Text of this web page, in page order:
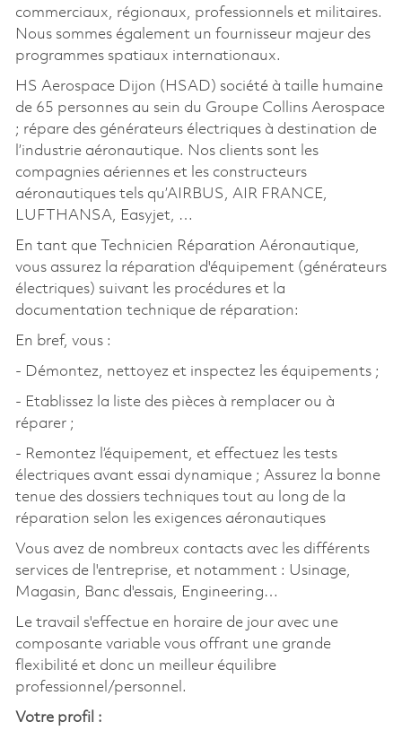
commerciaux, régionaux, professionnels et militaires.
Nous sommes également un fournisseur majeur des
programmes spatiaux internationaux.
HS Aerospace Dijon (HSAD) société à taille humaine
de 65 personnes au sein du Groupe Collins Aerospace
; répare des générateurs électriques à destination de
l’industrie aéronautique. Nos clients sont les
compagnies aériennes et les constructeurs
aéronautiques tels qu’AIRBUS, AIR FRANCE,
LUFTHANSA, Easyjet, …
En tant que Technicien Réparation Aéronautique,
vous assurez la réparation d'équipement (générateurs
électriques) suivant les procédures et la
documentation technique de réparation:
En bref, vous :
- Démontez, nettoyez et inspectez les équipements ;
- Etablissez la liste des pièces à remplacer ou à
réparer ;
- Remontez l’équipement, et effectuez les tests
électriques avant essai dynamique ; Assurez la bonne
tenue des dossiers techniques tout au long de la
réparation selon les exigences aéronautiques
Vous avez de nombreux contacts avec les différents
services de l'entreprise, et notamment : Usinage,
Magasin, Banc d'essais, Engineering…
Le travail s'effectue en horaire de jour avec une
composante variable vous offrant une grande
flexibilité et donc un meilleur équilibre
professionnel/personnel.
Votre profil :